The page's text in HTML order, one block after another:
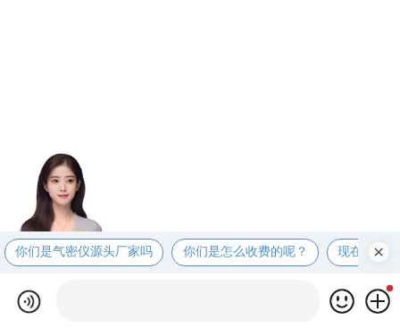
你们是气密仪源头厂家吗 你们是怎么收费的呢？ 现在有优